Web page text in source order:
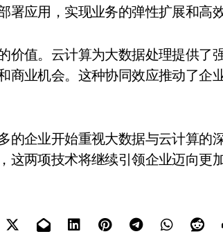
署应用，实现业务的弹性扩展和高效
价值。云计算为大数据处理提供了
商业机会。这种协同效应推动了企
的企业开始重视大数据与云计算的
这两项技术将继续引领企业迈向更